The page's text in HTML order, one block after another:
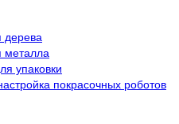
дерева
металла
упаковки
покрасочных роботов